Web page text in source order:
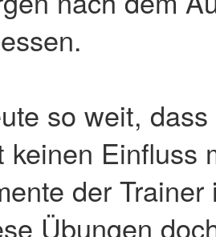
so weit,
keinen Einfluss
der
Übungen